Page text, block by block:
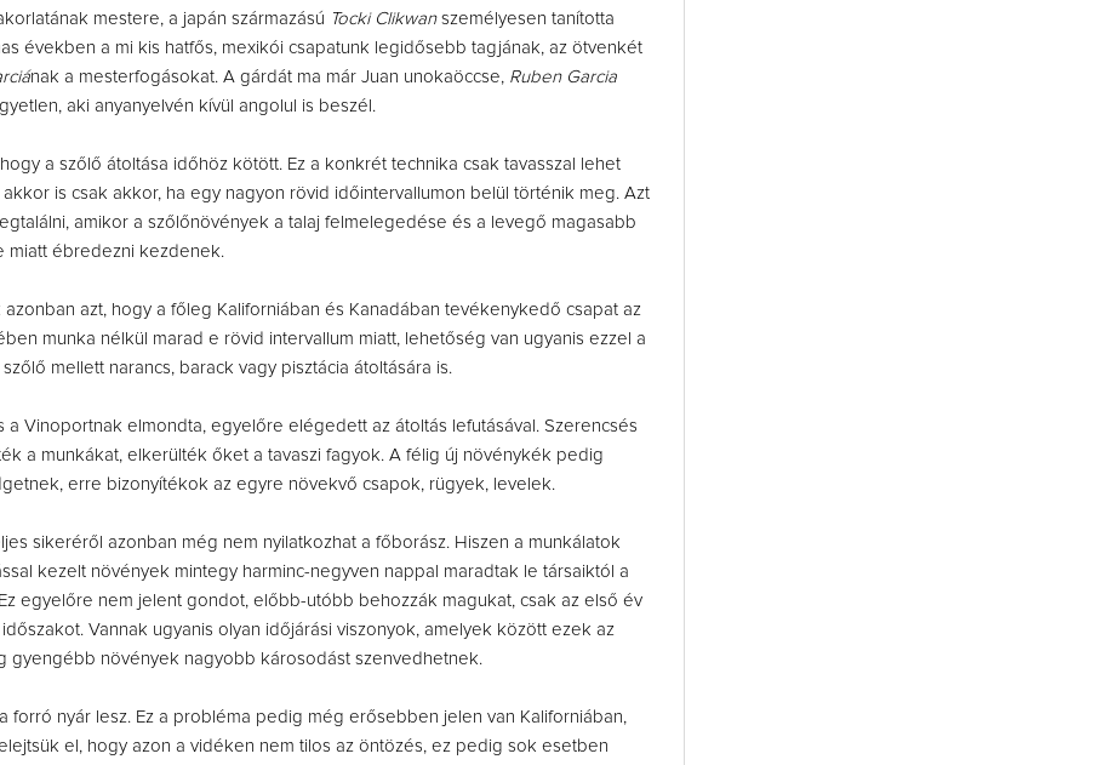
mestere, a japán származású Tocki Clikwanszemélyesen tanította
években a mi kis hatfős, mexikói csapatunk legidősebb tagjának, az ötvenkét
nak a mesterfogásokat. A gárdát ma már Juan unokaöccse, Ruben Garcia
aki anyanyelvén kívül angolul is beszél.
a szőlő átoltása időhöz kötött. Ez a konkrét technika csak tavasszal lehet
is csak akkor, ha egy nagyon rövid időintervallumon belül történik meg. Azt
amikor a szőlőnövények a talaj felmelegedése és a levegő magasabb
miatt ébredezni kezdenek.
azonban azt, hogy a főleg Kaliforniában és Kanadában tevékenykedő csapat az
munka nélkül marad e rövid intervallum miatt, lehetőség van ugyanis ezzel a
mellett narancs, barack vagy pisztácia átoltására is.
a Vinoportnak elmondta, egyelőre elégedett az átoltás lefutásával. Szerencsés
a munkákat, elkerülték őket a tavaszi fagyok. A félig új növénykék pedig
erre bizonyítékok az egyre növekvő csapok, rügyek, levelek.
sikeréről azonban még nem nyilatkozhat a főborász. Hiszen a munkálatok
kezelt növények mintegy harminc-negyven nappal maradtak le társaiktól a
egyelőre nem jelent gondot, előbb-utóbb behozzák magukat, csak az első év
Vannak ugyanis olyan időjárási viszonyok, amelyek között ezek az
gyengébb növények nagyobb károsodást szenvedhetnek.
forró nyár lesz. Ez a probléma pedig még erősebben jelen van Kaliforniában,
el, hogy azon a vidéken nem tilos az öntözés, ez pedig sok esetben